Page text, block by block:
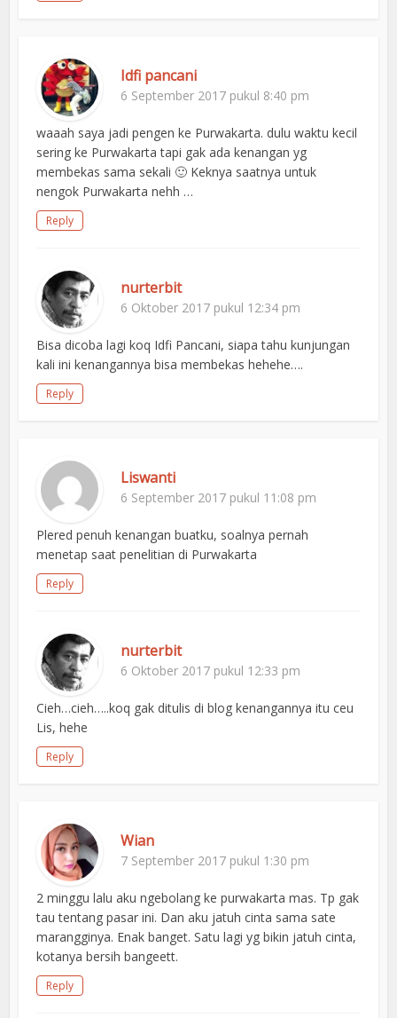
Idfi pancani
6 September 2017 pukul 8:40 pm
waaah saya jadi pengen ke Purwakarta. dulu waktu kecil
sering ke Purwakarta tapi gak ada kenangan yg
membekas sama sekali 🙂 Keknya saatnya untuk
nengok Purwakarta nehh …
Reply
nurterbit
6 Oktober 2017 pukul 12:34 pm
Bisa dicoba lagi koq Idfi Pancani, siapa tahu kunjungan
kali ini kenangannya bisa membekas hehehe….
Reply
Liswanti
6 September 2017 pukul 11:08 pm
Plered penuh kenangan buatku, soalnya pernah
menetap saat penelitian di Purwakarta
Reply
nurterbit
6 Oktober 2017 pukul 12:33 pm
Cieh…cieh…..koq gak ditulis di blog kenangannya itu ceu
Lis, hehe
Reply
Wian
7 September 2017 pukul 1:30 pm
2 minggu lalu aku ngebolang ke purwakarta mas. Tp gak
tau tentang pasar ini. Dan aku jatuh cinta sama sate
marangginya. Enak banget. Satu lagi yg bikin jatuh cinta,
kotanya bersih bangeett.
Reply